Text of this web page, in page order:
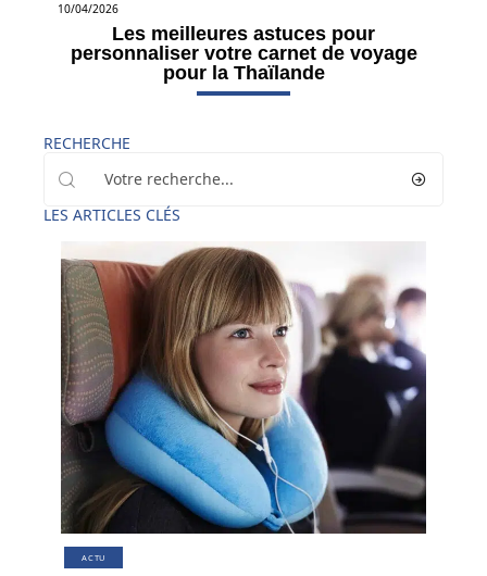
10/04/2026
Les meilleures astuces pour
personnaliser votre carnet de voyage
pour la Thaïlande
RECHERCHE
LES ARTICLES CLÉS
ACTU